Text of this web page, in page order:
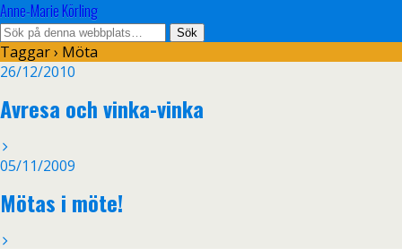
Anne-Marie Körling
Taggar › Möta
26/12/2010
Avresa och vinka-vinka
05/11/2009
Mötas i möte!